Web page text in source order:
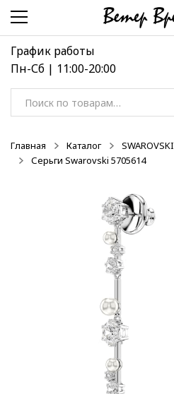
Перейти
навигации
Перейти
содержимому
График работы
Пн-Сб | 11:00-20:00
Искать:
Главная Каталог SWAROVSKI
Серьги Swarovski 5705614